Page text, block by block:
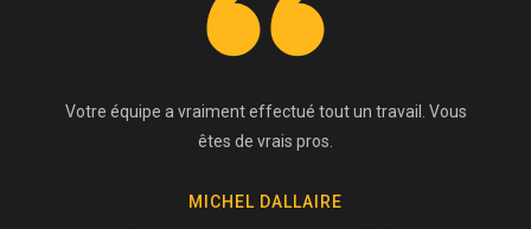
Votre équipe a vraiment effectué tout un travail. Vous
êtes de vrais pros.
MICHEL DALLAIRE